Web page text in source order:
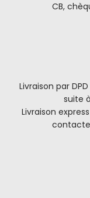
CB,
Livraison par
suite
Livraison